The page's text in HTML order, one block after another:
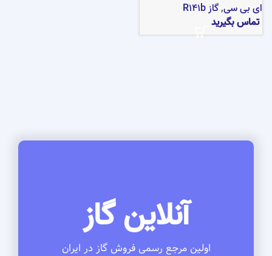
ای بی سی,گاز R141b
تماس بگیرید
آنلاین گاز
اولین مرجع رسمی فروش گاز در ایران